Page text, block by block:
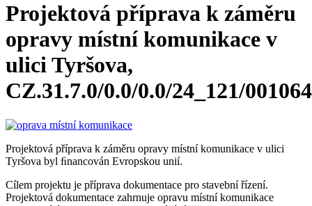
Projektová příprava k záměru
opravy místní komunikace v
ulici Tyršova,
CZ.31.7.0/0.0/0.0/24_121/
Projektová příprava k záměru opravy místní komunikace v ulici
Tyršova byl ﬁnancován Evropskou unií.
Cílem projektu je příprava dokumentace pro stavební řízení.
Projektová dokumentace zahrnuje opravu místní komunikace